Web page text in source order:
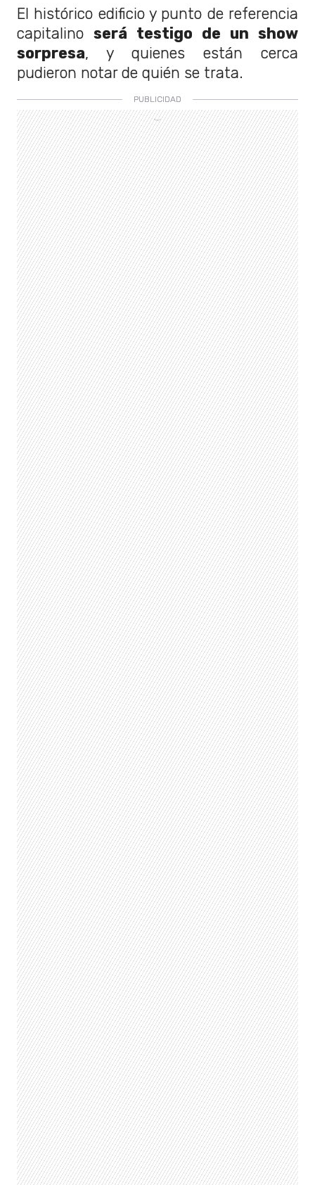
El histórico edificio y punto de referencia
capitalino será testigo de un show
sorpresa, y quienes están cerca
pudieron notar de quién se trata.